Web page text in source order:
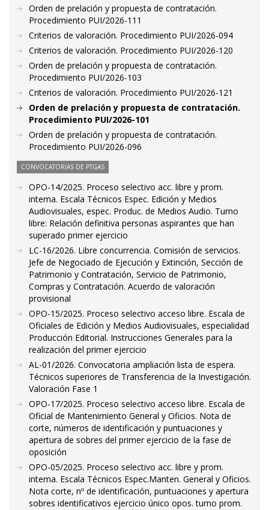
Orden de prelación y propuesta de contratación.
Procedimiento PUI/2026-111
Criterios de valoración. Procedimiento PUI/2026-094
Criterios de valoración. Procedimiento PUI/2026-120
Orden de prelación y propuesta de contratación.
Procedimiento PUI/2026-103
Criterios de valoración. Procedimiento PUI/2026-121
Orden de prelación y propuesta de contratación.
Procedimiento PUI/2026-101
Orden de prelación y propuesta de contratación.
Procedimiento PUI/2026-096
CONVOCATORIAS DE PTGAS
OPO-14/2025. Proceso selectivo acc. libre y prom.
interna. Escala Técnicos Espec. Edición y Medios
Audiovisuales, espec. Produc. de Medios Audio. Turno
libre: Relación definitiva personas aspirantes que han
superado primer ejercicio
LC-16/2026. Libre concurrencia. Comisión de servicios.
Jefe de Negociado de Ejecución y Extinción, Sección de
Patrimonio y Contratación, Servicio de Patrimonio,
Compras y Contratación. Acuerdo de valoración
provisional
OPO-15/2025. Proceso selectivo acceso libre. Escala de
Oficiales de Edición y Medios Audiovisuales, especialidad
Producción Editorial. Instrucciones Generales para la
realización del primer ejercicio
AL-01/2026. Convocatoria ampliación lista de espera.
Técnicos superiores de Transferencia de la Investigación.
Valoración Fase 1
OPO-17/2025. Proceso selectivo acceso libre. Escala de
Oficial de Mantenimiento General y Oficios. Nota de
corte, números de identificación y puntuaciones y
apertura de sobres del primer ejercicio de la fase de
oposición
OPO-05/2025. Proceso selectivo acc. libre y prom.
interna. Escala Técnicos Espec.Manten. General y Oficios.
Nota corte, nº de identificación, puntuaciones y apertura
sobres identificativos ejercicio único opos. turno prom.